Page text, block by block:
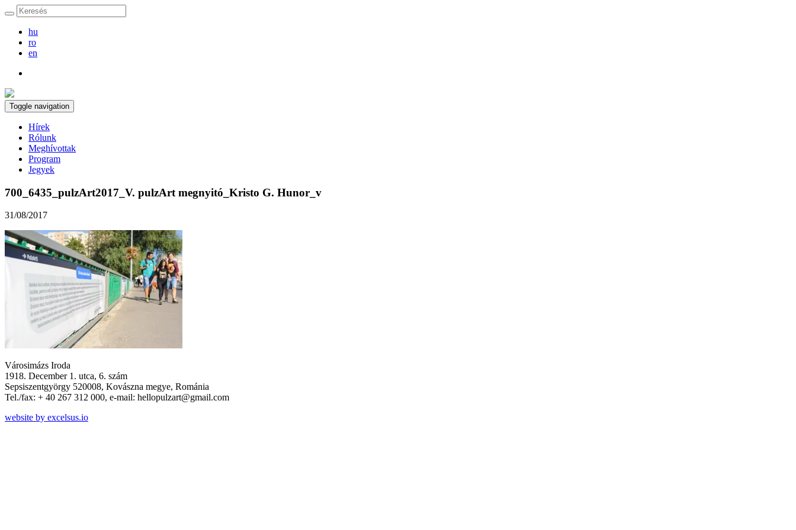
hu
ro
en
Toggle navigation
Hírek
Rólunk
Meghívottak
Program
Jegyek
700_6435_pulzArt2017_V. pulzArt megnyitó_Kristo G. Hunor_v
31/08/2017
Városimázs Iroda
1918. December 1. utca, 6. szám
Sepsiszentgyörgy 520008, Kovászna megye, Románia
Tel./fax: + 40 267 312 000, e-mail: hellopulzart@gmail.com
website by excelsus.io